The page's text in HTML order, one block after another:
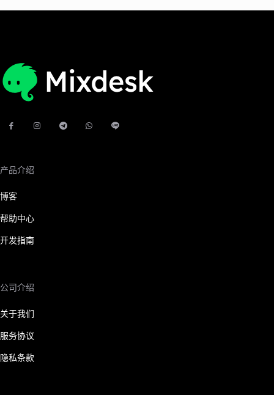
产品介绍
博客
帮助中心
开发指南
公司介绍
关于我们
服务协议
隐私条款